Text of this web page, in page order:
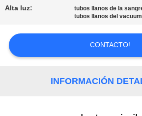
POLICY
Alta luz: tubos llanos de la
tubos llanos del
CONTACTO!
INFORMACIÓN